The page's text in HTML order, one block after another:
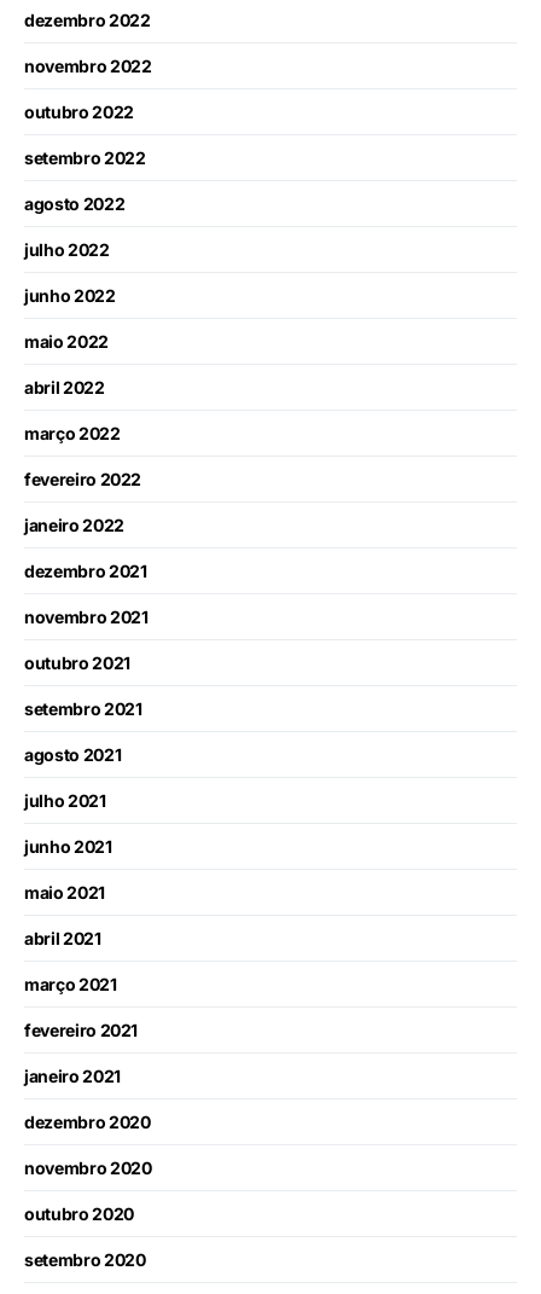
dezembro 2022
novembro 2022
outubro 2022
setembro 2022
agosto 2022
julho 2022
junho 2022
maio 2022
abril 2022
março 2022
fevereiro 2022
janeiro 2022
dezembro 2021
novembro 2021
outubro 2021
setembro 2021
agosto 2021
julho 2021
junho 2021
maio 2021
abril 2021
março 2021
fevereiro 2021
janeiro 2021
dezembro 2020
novembro 2020
outubro 2020
setembro 2020